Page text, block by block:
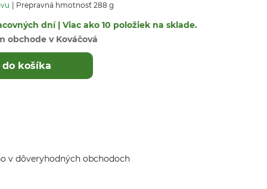
Prepravná hmotnosť 288 g
dní | Viac ako 10 položiek na sklade.
obchode v Kováčová
košíka
v dôveryhodných obchodoch